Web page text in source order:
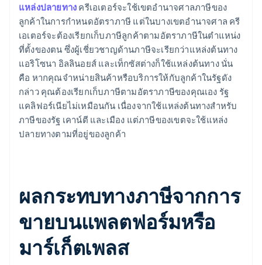
แหล่งปลายทาง ครีเอเตอร์จะใช้เขตอํานาจศาลภาษีของ
ลูกค้าในการกําหนดอัตราภาษี แต่ในบางเขตอํานาจศาล ครี
เอเตอร์จะต้องเรียกเก็บภาษีลูกค้าตามอัตราภาษีในตําแหน่ง
ที่ตั้งของตน ซึ่งผู้เชี่ยวชาญด้านภาษีจะเรียกว่าแหล่งต้นทาง
แอริโซนา อิลลินอยส์ และเท็กซัสต่างก็ใช้แหล่งต้นทาง นั่น
คือ หากคุณจําหน่ายสินค้าหรือบริการให้กับลูกค้าในรัฐดัง
กล่าว คุณต้องเรียกเก็บภาษีตามอัตราภาษีของคุณเอง รัฐ
แคลิฟอร์เนียไม่เหมือนกัน เนื่องจากใช้แหล่งต้นทางสําหรับ
ภาษีของรัฐ เคาน์ตี และเมือง แต่ภาษีของเขตจะใช้แหล่ง
ปลายทางตามที่อยู่ของลูกค้า
ผลกระทบทางภาษีจากการ
ขายบนแพลตฟอร์มหรือ
มาร์เก็ตเพลส